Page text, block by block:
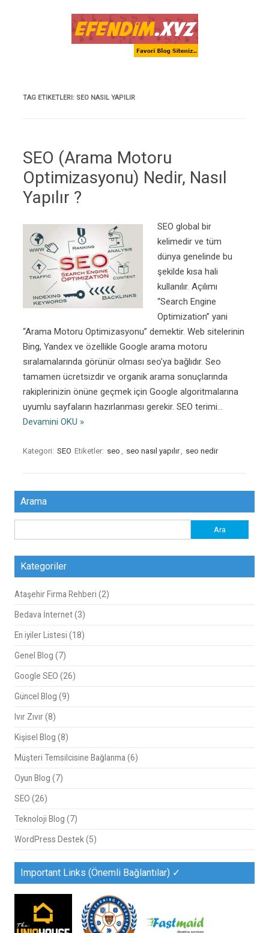
TAG ETIKETLERI: SEO NASIL YAPILIR
SEO (Arama Motoru
Optimizasyonu) Nedir, Nasıl
Yapılır ?
SEO global bir
kelimedir ve tüm
dünya genelinde bu
şekilde kısa hali
kullanılır. Açılımı
“Search Engine
Optimization” yani
“Arama Motoru Optimizasyonu” demektir. Web sitelerinin
Bing, Yandex ve özellikle Google arama motoru
sıralamalarında görünür olması seo’ya bağlıdır. Seo
tamamen ücretsizdir ve organik arama sonuçlarında
rakiplerinizin önüne geçmek için Google algoritmalarına
uyumlu sayfaların hazırlanması gerekir. SEO terimi…
Devamini OKU »
Kategori: SEO Etiketler: seo , seo nasıl yapılır, seo nedir
Arama
Kategoriler
Ataşehir Firma Rehberi (2)
Bedava İnternet(3)
En iyiler Listesi (18)
Genel Blog (7)
Google SEO (26)
Güncel Blog (9)
Ivır Zıvır(8)
Kişisel Blog (8)
Müşteri Temsilcisine Bağlanma (6)
Oyun Blog (7)
SEO (26)
Teknoloji Blog (7)
WordPress Destek (5)
Important Links (Önemli Bağlantılar) ✓